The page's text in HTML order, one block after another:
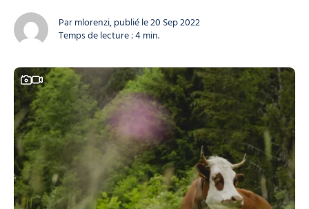
votre Opinel n°8 qui est bien aiguisé et vous êtes prêt à ramasser
des champignons. La...
Par mlorenzi, publié le 20 Sep 2022
Temps de lecture : 4 min.
Ce contenu contient une galerie photo
Ce contenu contient une vidéo